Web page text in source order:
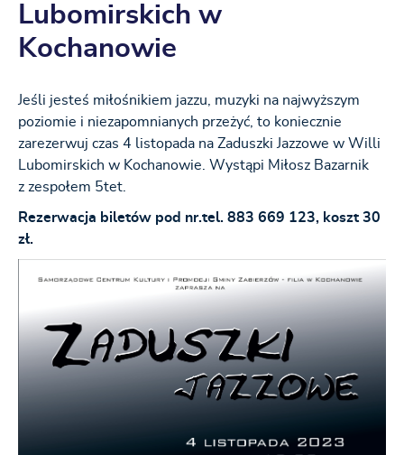
Lubomirskich w
Kochanowie
Jeśli jesteś miłośnikiem jazzu, muzyki na najwyższym
poziomie i niezapomnianych przeżyć, to koniecznie
zarezerwuj czas 4 listopada na Zaduszki Jazzowe w Willi
Lubomirskich w Kochanowie. Wystąpi Miłosz Bazarnik
z zespołem 5tet.
Rezerwacja biletów pod nr.tel. 883 669 123, koszt 30
zł.